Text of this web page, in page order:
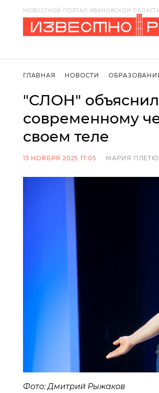
НОВОСТНОЙ ПОРТАЛ ИВАНОВСКОЙ
ГЛАВНАЯ НОВОСТИ
"СЛОН"
современному
своем теле
13 НОЯБРЯ 2025 17:05 МАРИЯ
Фото: Дмитрий Рыжаков